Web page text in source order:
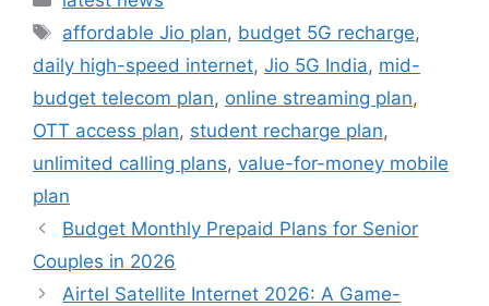
Tags
affordable Jio plan, budget 5G recharge,
daily high-speed internet, Jio 5G India, mid-
budget telecom plan, online streaming plan,
OTT access plan, student recharge plan,
unlimited calling plans, value-for-money mobile
plan
Budget Monthly Prepaid Plans for Senior
Couples in 2026
Airtel Satellite Internet 2026: A Game-